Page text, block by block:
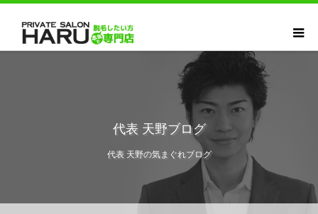
代表 天野ブログ
代表 天野の気まぐれブログ